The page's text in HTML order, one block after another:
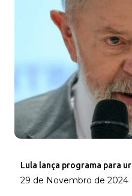
Lula lança programa para
29 de Novembro de 2024